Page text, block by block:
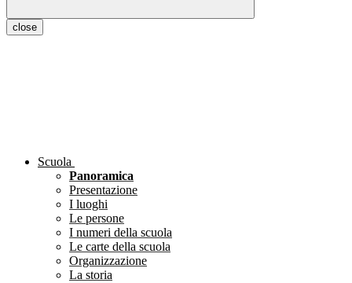
close
Scuola
Panoramica
Presentazione
I luoghi
Le persone
I numeri della scuola
Le carte della scuola
Organizzazione
La storia